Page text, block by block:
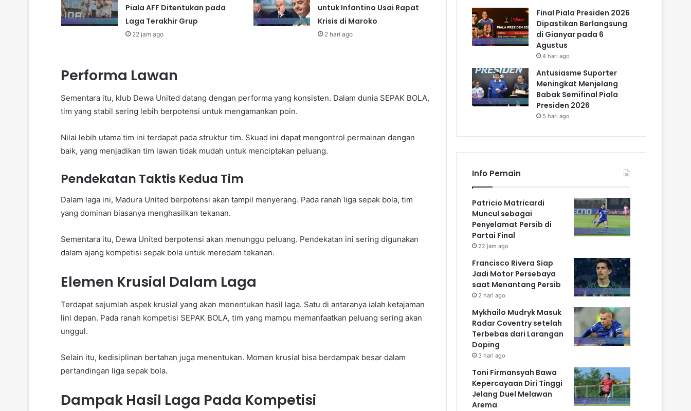
Piala AFF Ditentukan pada
Laga Terakhir Grup
22 jam ago
untuk Infantino Usai Rapat
Krisis di Maroko
2 hari ago
Performa Lawan
Sementara itu, klub Dewa United datang dengan performa yang konsisten. Dalam dunia SEPAK BOLA,
tim yang stabil sering lebih berpotensi untuk mengamankan poin.
Nilai lebih utama tim ini terdapat pada struktur tim. Skuad ini dapat mengontrol permainan dengan
baik, yang menjadikan tim lawan tidak mudah untuk menciptakan peluang.
Pendekatan Taktis Kedua Tim
Dalam laga ini, Madura United berpotensi akan tampil menyerang. Pada ranah liga sepak bola, tim
yang dominan biasanya menghasilkan tekanan.
Sementara itu, Dewa United berpotensi akan menunggu peluang. Pendekatan ini sering digunakan
dalam ajang kompetisi sepak bola untuk meredam tekanan.
Elemen Krusial Dalam Laga
Terdapat sejumlah aspek krusial yang akan menentukan hasil laga. Satu di antaranya ialah ketajaman
lini depan. Pada ranah kompetisi SEPAK BOLA, tim yang mampu memanfaatkan peluang sering akan
unggul.
Selain itu, kedisiplinan bertahan juga menentukan. Momen krusial bisa berdampak besar dalam
pertandingan liga sepak bola.
Dampak Hasil Laga Pada Kompetisi
Final Piala Presiden 2026
Dipastikan Berlangsung
di Gianyar pada 6
Agustus
4 hari ago
Antusiasme Suporter
Meningkat Menjelang
Babak Semifinal Piala
Presiden 2026
5 hari ago
Info Pemain
Patricio Matricardi
Muncul sebagai
Penyelamat Persib di
Partai Final
22 jam ago
Francisco Rivera Siap
Jadi Motor Persebaya
saat Menantang Persib
2 hari ago
Mykhailo Mudryk Masuk
Radar Coventry setelah
Terbebas dari Larangan
Doping
3 hari ago
Toni Firmansyah Bawa
Kepercayaan Diri Tinggi
Jelang Duel Melawan
Arema